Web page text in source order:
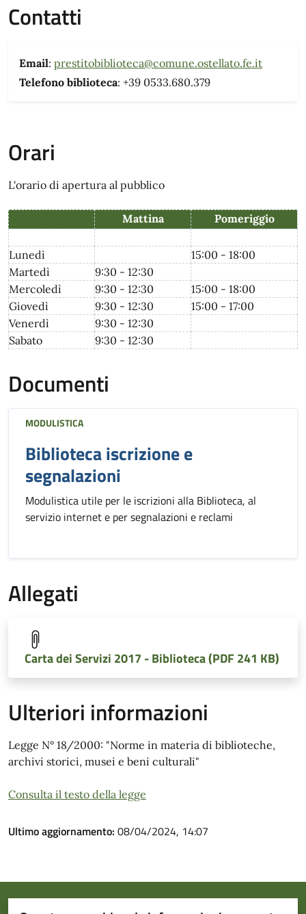
Contatti
Email: prestitobiblioteca@comune.ostellato.fe.it
Telefono biblioteca: +39 0533.680.379
Orari
L'orario di apertura al pubblico
Mattina Pomeriggio
Lunedì
15:00 - 18:00
Martedì
9:30 - 12:30
Mercoledì
9:30 - 12:30
15:00 - 18:00
Giovedì
9:30 - 12:30
15:00 - 17:00
Venerdì
9:30 - 12:30
Sabato
9:30 - 12:30
Documenti
MODULISTICA
Biblioteca iscrizione e
segnalazioni
Modulistica utile per le iscrizioni alla Biblioteca, al
servizio internet e per segnalazioni e reclami
Allegati
Carta dei Servizi 2017 - Biblioteca (PDF 241 KB)
Ulteriori informazioni
Legge N° 18/2000: "Norme in materia di biblioteche,
archivi storici, musei e beni culturali"
Consulta il testo della legge
Ultimo aggiornamento: 08/04/2024, 14:07